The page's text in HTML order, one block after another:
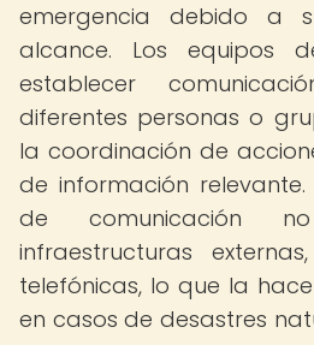
emergencia debido a
alcance. Los equipos
establecer
diferentes personas o
la coordinación de
de información
de comunicación
infraestructuras
telefónicas, lo que la
en casos de desastres